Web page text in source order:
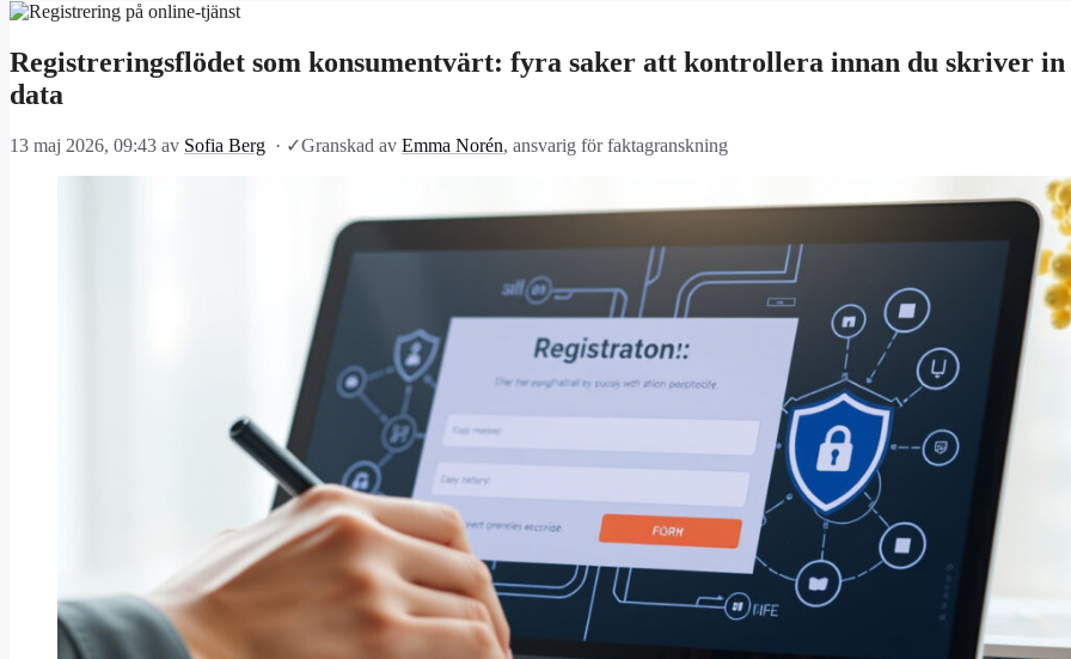
Registreringsflödet som konsumentvärt: fyra saker att kontrollera innan du skriver in
data
13 maj 2026, 09:43 av Sofia Berg · ✓Granskad av Emma Norén, ansvarig för faktagranskning